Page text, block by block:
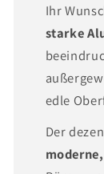
Ihr
starke
edle
Der